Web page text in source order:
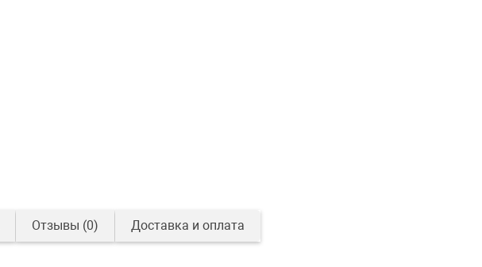
Отзывы (0) Доставка и оплата